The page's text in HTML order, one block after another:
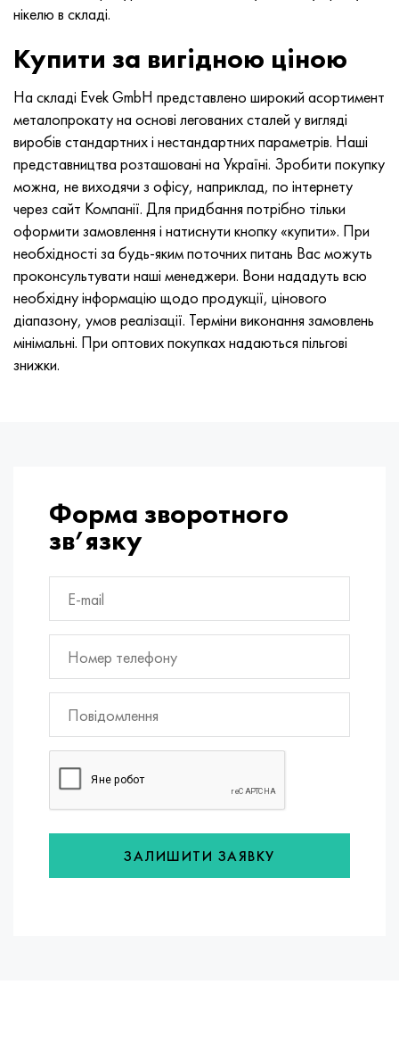
нікелю в складі.
Купити за вигідною ціною
На складі Evek GmbH представлено широкий асортимент
металопрокату на основі легованих сталей у вигляді
виробів стандартних і нестандартних параметрів. Наші
представництва розташовані на Україні. Зробити покупку
можна, не виходячи з офісу, наприклад, по інтернету
через сайт Компанії. Для придбання потрібно тільки
оформити замовлення і натиснути кнопку «купити». При
необхідності за будь-яким поточних питань Вас можуть
проконсультувати наші менеджери. Вони нададуть всю
необхідну інформацію щодо продукції, цінового
діапазону, умов реалізації. Терміни виконання замовлень
мінімальні. При оптових покупках надаються пільгові
знижки.
Форма зворотного
зв’язку
ЗАЛИШИТИ ЗАЯВКУ